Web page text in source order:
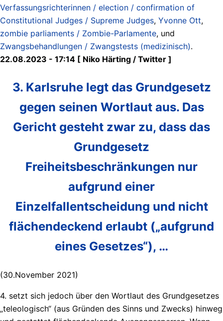
Verfassungsrichterinnen / election / confirmation of
Constitutional Judges / Supreme Judges, Yvonne Ott,
zombie parliaments / Zombie-Parlamente, und
Zwangsbehandlungen / Zwangstests (medizinisch).
22.08.2023 - 17:14 [ Niko Härting / Twitter ]
3. Karlsruhe legt das Grundgesetz
gegen seinen Wortlaut aus. Das
Gericht gesteht zwar zu, dass das
Grundgesetz
Freiheitsbeschränkungen nur
aufgrund einer
Einzelfallentscheidung und nicht
flächendeckend erlaubt („aufgrund
eines Gesetzes“), …
(30.November 2021)
4. setzt sich jedoch über den Wortlaut des Grundgesetzes
„teleologisch“ (aus Gründen des Sinns und Zwecks) hinweg